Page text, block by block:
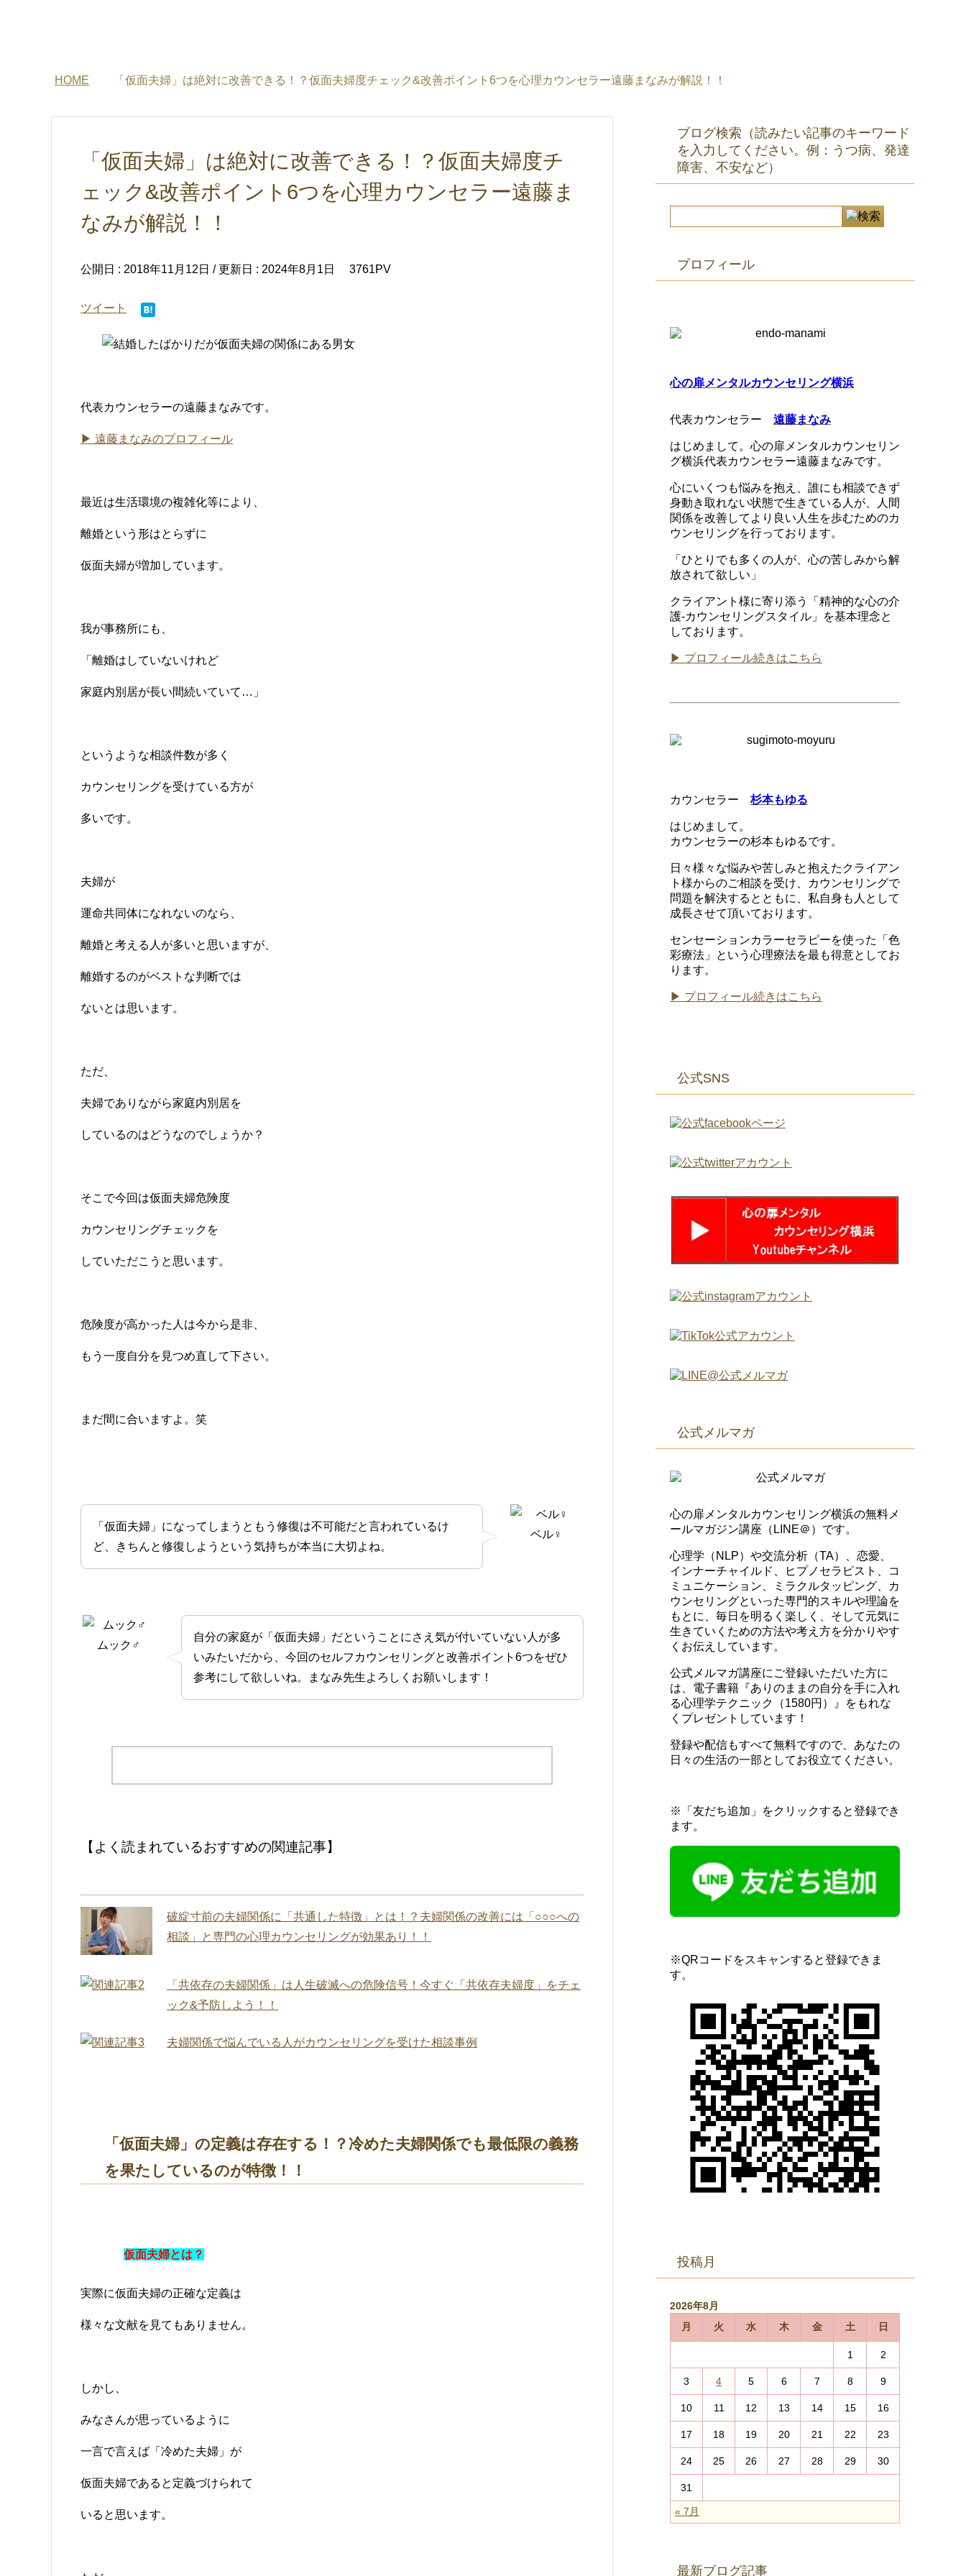
HOME 「仮面夫婦」は絶対に改善できる！？仮面夫婦度チェック&改善ポイント6つを心理カウンセラー遠藤まなみが解説！！
「仮面夫婦」は絶対に改善できる！？仮面夫婦度チ
ェック&改善ポイント6つを心理カウンセラー遠藤ま
なみが解説！！
公開日 : 2018年11月12日 / 更新日 : 2024年8月1日 3761PV
ツイート
代表カウンセラーの遠藤まなみです。
▶ 遠藤まなみのプロフィール
最近は生活環境の複雑化等により、
離婚という形はとらずに
仮面夫婦が増加しています。
我が事務所にも、
「離婚はしていないけれど
家庭内別居が長い間続いていて…」
というような相談件数が多く
カウンセリングを受けている方が
多いです。
夫婦が
運命共同体になれないのなら、
離婚と考える人が多いと思いますが、
離婚するのがベストな判断では
ないとは思います。
ただ、
夫婦でありながら家庭内別居を
しているのはどうなのでしょうか？
そこで今回は仮面夫婦危険度
カウンセリングチェックを
していただこうと思います。
危険度が高かった人は今から是非、
もう一度自分を見つめ直して下さい。
まだ間に合いますよ。笑
ベル♀
「仮面夫婦」になってしまうともう修復は不可能だと言われているけ
ど、きちんと修復しようという気持ちが本当に大切よね。
ムック♂
自分の家庭が「仮面夫婦」だということにさえ気が付いていない人が多
いみたいだから、今回のセルフカウンセリングと改善ポイント6つをぜひ
参考にして欲しいね。まなみ先生よろしくお願いします！
【よく読まれているおすすめの関連記事】
破綻寸前の夫婦関係に「共通した特徴」とは！？夫婦関係の改善には「○○○への
相談」と専門の心理カウンセリングが効果あり！！
「共依存の夫婦関係」は人生破滅への危険信号！今すぐ「共依存夫婦度」をチェ
ック&予防しよう！！
夫婦関係で悩んでいる人がカウンセリングを受けた相談事例
「仮面夫婦」の定義は存在する！？冷めた夫婦関係でも最低限の義務
を果たしているのが特徴！！
仮面夫婦とは？
実際に仮面夫婦の正確な定義は
様々な文献を見てもありません。
しかし、
みなさんが思っているように
一言で言えば「冷めた夫婦」が
仮面夫婦であると定義づけられて
いると思います。
ブログ検索（読みたい記事のキーワード
を入力してください。例：うつ病、発達
障害、不安など）
プロフィール
心の扉メンタルカウンセリング横浜
代表カウンセラー 遠藤まなみ
はじめまして。心の扉メンタルカウンセリン
グ横浜代表カウンセラー遠藤まなみです。
心にいくつも悩みを抱え、誰にも相談できず
身動き取れない状態で生きている人が、人間
関係を改善してより良い人生を歩むためのカ
ウンセリングを行っております。
「ひとりでも多くの人が、心の苦しみから解
放されて欲しい」
クライアント様に寄り添う「精神的な心の介
護-カウンセリングスタイル」を基本理念と
しております。
▶ プロフィール続きはこちら
カウンセラー 杉本もゆる
はじめまして。
カウンセラーの杉本もゆるです。
日々様々な悩みや苦しみと抱えたクライアン
ト様からのご相談を受け、カウンセリングで
問題を解決するとともに、私自身も人として
成長させて頂いております。
センセーションカラーセラピーを使った「色
彩療法」という心理療法を最も得意としてお
ります。
▶ プロフィール続きはこちら
公式SNS
公式メルマガ
心の扉メンタルカウンセリング横浜の無料メ
ールマガジン講座（LINE＠）です。
心理学（NLP）や交流分析（TA）、恋愛、
インナーチャイルド、ヒプノセラピスト、コ
ミュニケーション、ミラクルタッピング、カ
ウンセリングといった専門的スキルや理論を
もとに、毎日を明るく楽しく、そして元気に
生きていくための方法や考え方を分かりやす
くお伝えしています。
公式メルマガ講座にご登録いただいた方に
は、電子書籍『ありのままの自分を手に入れ
る心理学テクニック（1580円）』をもれな
くプレゼントしています！
登録や配信もすべて無料ですので、あなたの
日々の生活の一部としてお役立てください。
※「友だち追加」をクリックすると登録でき
ます。
※QRコードをスキャンすると登録できま
す。
投稿月
2026年8月
月
火 水 木 金 土 日
« 7月
1 2
3 4 5 6 7 8 9
10 11 12 13 14 15 16
17 18 19 20 21 22 23
24 25 26 27 28 29 30
31
最新ブログ記事